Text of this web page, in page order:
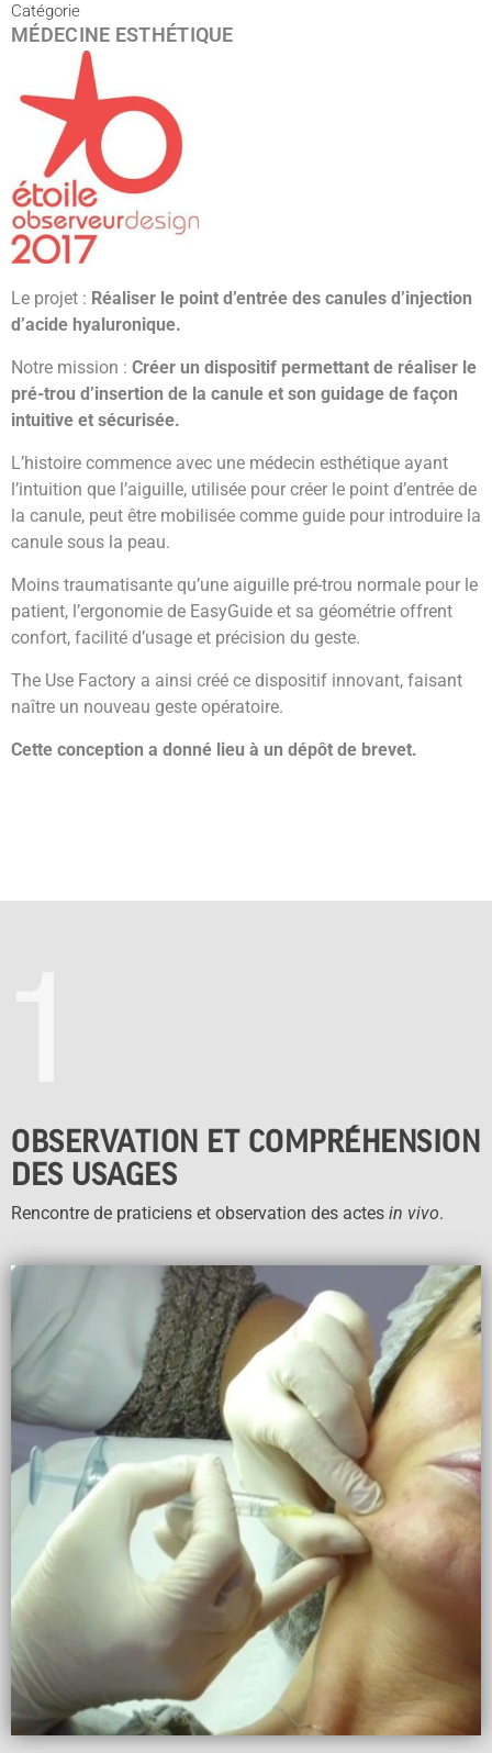
Catégorie
MÉDECINE ESTHÉTIQUE
Le projet : Réaliser le point d’entrée des canules d’injection
d’acide hyaluronique.
Notre mission : Créer un dispositif permettant de réaliser le
pré-trou d’insertion de la canule et son guidage de façon
intuitive et sécurisée.
L’histoire commence avec une médecin esthétique ayant
l’intuition que l’aiguille, utilisée pour créer le point d’entrée de
la canule, peut être mobilisée comme guide pour introduire la
canule sous la peau.
Moins traumatisante qu’une aiguille pré-trou normale pour le
patient, l’ergonomie de EasyGuide et sa géométrie offrent
confort, facilité d’usage et précision du geste.
The Use Factory a ainsi créé ce dispositif innovant, faisant
naître un nouveau geste opératoire.
Cette conception a donné lieu à un dépôt de brevet.
OBSERVATION ET COMPRÉHENSION
DES USAGES
Rencontre de praticiens et observation des actes in vivo.